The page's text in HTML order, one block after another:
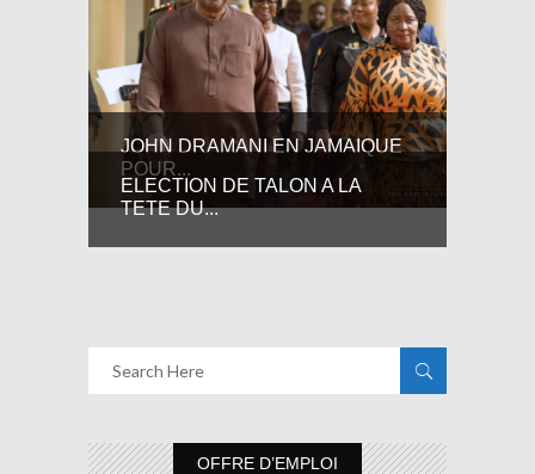
JOHN DRAMANI EN JAMAIQUE
POUR...
ELECTION DE TALON A LA
TETE DU...
OFFRE D’EMPLOI